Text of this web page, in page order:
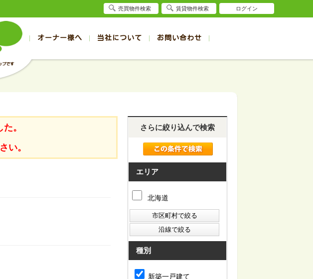
万円
万円
帯広の賃貸マンション
帯広の2K～2LDK賃貸
帯広の3K～3LDK賃貸
帯広の4K以上賃貸
万円
万円
旭川の賃貸マンション
旭川の2K～2LDK賃貸
旭川の3K～3LDK賃貸
旭川の4K以上賃貸
オーナー様へ 当社について
お客様の声
お問い合わせ
入居者様ページ
。
い。
さらに絞り込んで検索
エリア
北海道
種別
新築一戸建て
売買物件検索 賃貸物件検索 ログイン